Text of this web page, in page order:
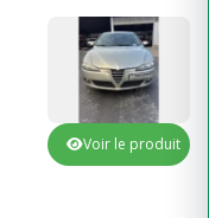
Voir le produit